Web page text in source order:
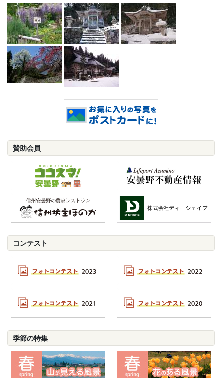
賛助会員
コンテスト
季節の特集